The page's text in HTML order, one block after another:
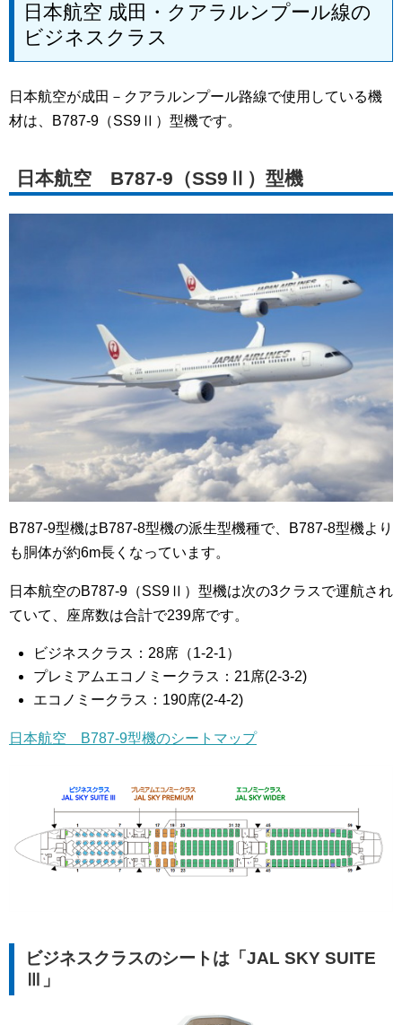
日本航空 成田・クアラルンプール線の
ビジネスクラス
日本航空が成田－クアラルンプール路線で使用している機
材は、B787-9（SS9Ⅱ）型機です。
日本航空 B787-9（SS9Ⅱ）型機
B787-9型機はB787-8型機の派生型機種で、B787-8型機より
も胴体が約6m長くなっています。
日本航空のB787-9（SS9Ⅱ）型機は次の3クラスで運航され
ていて、座席数は合計で239席です。
ビジネスクラス：28席（1-2-1）
プレミアムエコノミークラス：21席(2-3-2)
エコノミークラス：190席(2-4-2)
日本航空 B787-9型機のシートマップ
ビジネスクラスのシートは「JAL SKY SUITE
Ⅲ」